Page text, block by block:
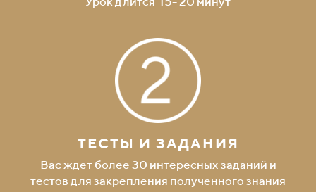
ТЕСТЫ И ЗАДАНИЯ
Вас ждет более 30 интересных заданий и
тестов для закрепления полученного знания